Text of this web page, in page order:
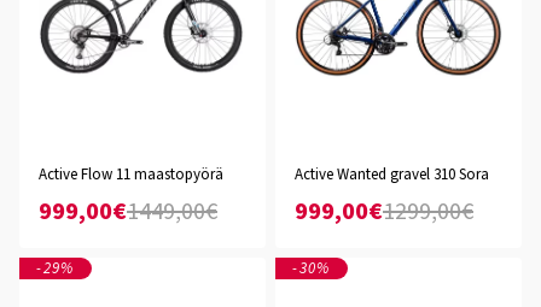
Active Flow 11 maastopyörä
999,00€1449,00€
Active Wanted gravel 310 Sora
999,00€1299,00€
-29% -30%